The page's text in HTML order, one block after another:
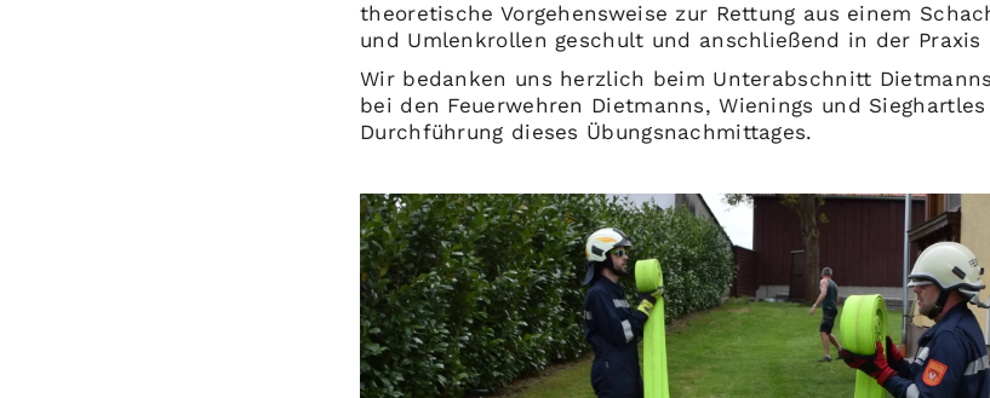
theoretische Vorgehensweise zur Rettung aus einem
und Umlenkrollen geschult und anschließend in der Praxis
Wir bedanken uns herzlich beim Unterabschnitt
bei den Feuerwehren Dietmanns, Wienings und
Durchführung dieses Übungsnachmittages.